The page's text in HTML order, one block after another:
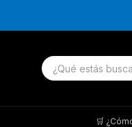
🛒